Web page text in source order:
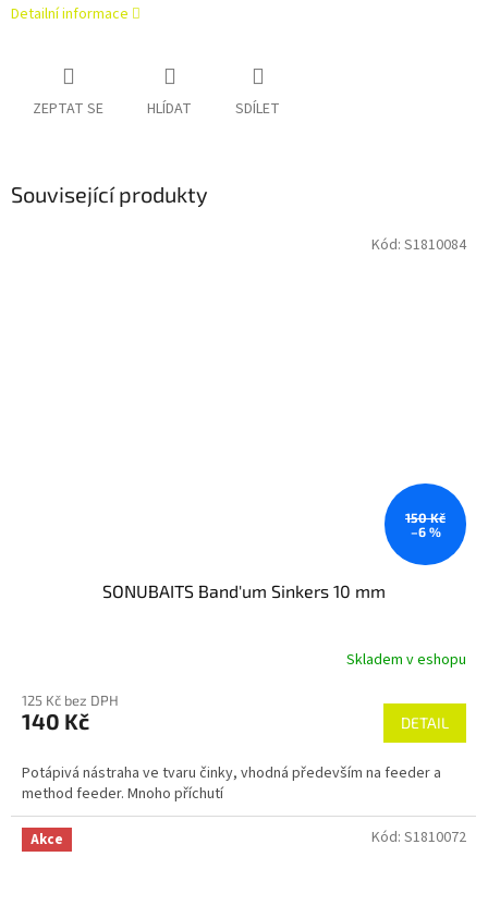
Detailní informace
ZEPTAT SE HLÍDAT SDÍLET
Související produkty
150 Kč
–6 %
SONUBAITS Band'um Sinkers 10 mm
Skladem v eshopu
125 Kč bez DPH
140 Kč DETAIL
Potápivá nástraha ve tvaru činky, vhodná především na feeder a
method feeder. Mnoho příchutí
Kód: S1810084
Akce Kód: S1810072